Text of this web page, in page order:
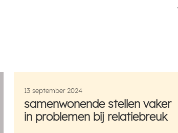
13 september 2024
samenwonende stellen vaker
in problemen bij relatiebreuk